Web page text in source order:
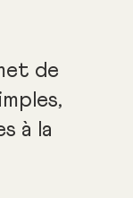
de
à la